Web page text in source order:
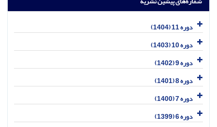
دوره 11 (1404)
دوره 10 (1403)
دوره 9 (1402)
دوره 8 (1401)
دوره 7 (1400)
دوره 6 (1399)